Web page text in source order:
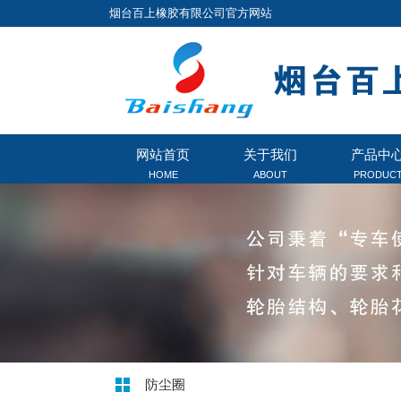
烟台百上橡胶有限公司官方网站
网站首页
HOME
关于我们
ABOUT
产品中
防尘圈